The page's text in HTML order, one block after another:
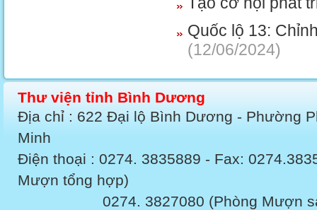
Quốc lộ 13:
(12/06/2024)
Thư viện tỉnh Bình Dương
Địa chỉ : 622 Đại lộ Bình Dương - Phường
Minh
Điện thoại : 0274. 3835889 - Fax:
Mượn tổng hợp)
0274. 3827080 (Phòng Mượn sách